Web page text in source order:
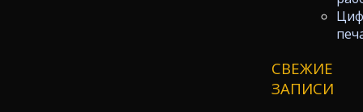
СВЕЖИЕ
ЗАПИСИ